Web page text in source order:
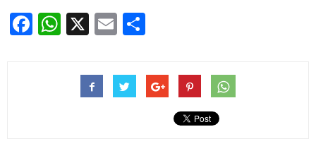
Facebook
WhatsApp
X Email